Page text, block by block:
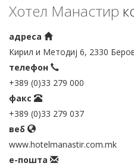
Хотел Манастир
адреса
Кирил и Методиј 6, 2330
телефон
+389 (0)33 279 000
факс
+389 (0)33 279 037
веб
www.hotelmanastir.com.mk
е-пошта